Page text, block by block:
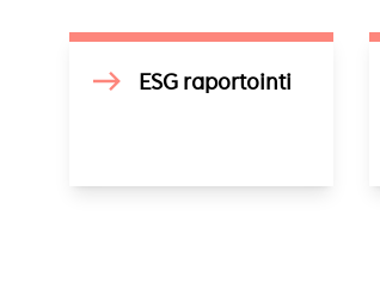
ESG raportointi